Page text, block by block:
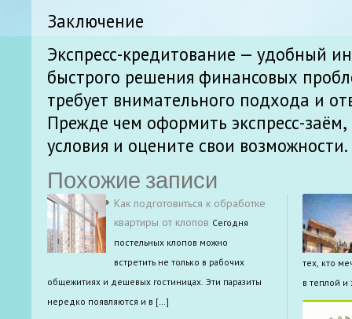
Заключение
Экспресс-кредитование — удобный
быстрого решения финансовых
требует внимательного подхода и
Прежде чем оформить экспресс-
условия и оцените свои возможности.
Похожие записи
Как подготовиться к обработке
квартиры от клопов Сегодня
постельных клопов можно
встретить не только в рабочих
общежитиях и дешевых гостиницах. Эти паразиты
нередко появляются и в […]
тех, кто
в теплой и